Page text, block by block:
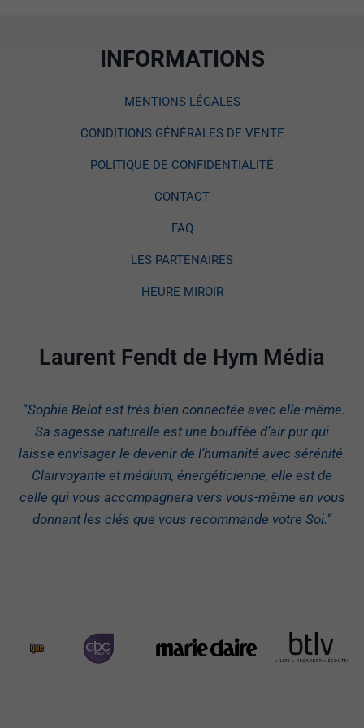
INFORMATIONS
MENTIONS LÉGALES
CONDITIONS GÉNÉRALES DE VENTE
POLITIQUE DE CONFIDENTIALITÉ
CONTACT
FAQ
LES PARTENAIRES
HEURE MIROIR
Laurent Fendt de Hym Média
“Sophie Belot est très bien connectée avec elle-même.
Sa sagesse naturelle est une bouffée d’air pur qui
laisse envisager le devenir de l’humanité avec sérénité.
Clairvoyante et médium, énergéticienne, elle est de
celle qui vous accompagnera vers vous-même en vous
donnant les clés que vous recommande votre Soi.“